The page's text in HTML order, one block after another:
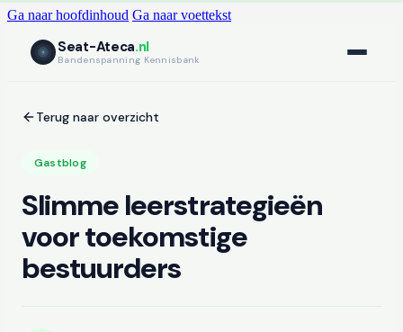
Ga naar hoofdinhoud Ga naar voettekst
Seat-Ateca.nl
Bandenspanning Kennisbank
Terug naar overzicht
Gastblog
Slimme leerstrategieën
voor toekomstige
bestuurders